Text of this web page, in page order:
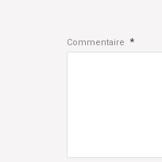
Commentaire *